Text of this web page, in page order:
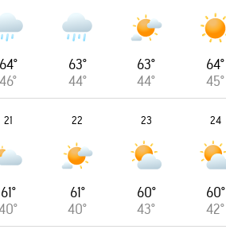
64°
46°
63°
44°
63°
44°
64°
45°
21
61°
22
61°
40°
23
60°
43°
24
60°
42°